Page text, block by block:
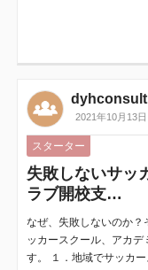
2021年10月13日
スターター
失敗しないサッ
ラブ開校支…
なぜ、失敗しないのか？
ッカースクール、アカ
す。 １．地域でサッカ